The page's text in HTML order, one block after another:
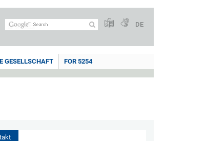
DE
GESELLSCHAFT FOR 5254